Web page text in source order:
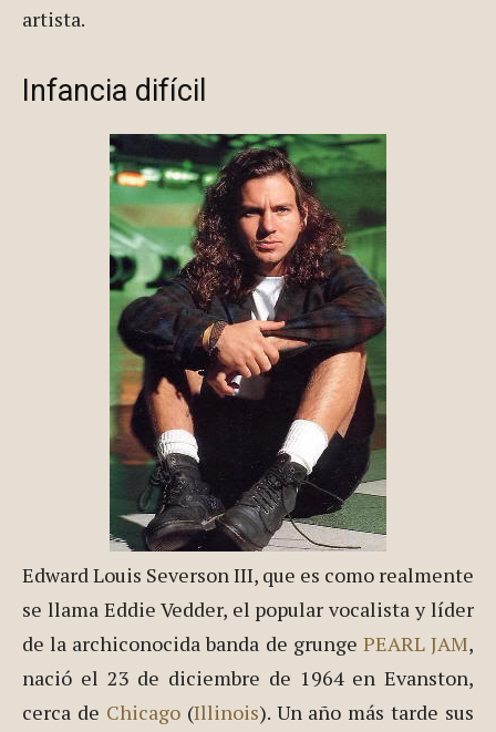
artista.
Infancia difícil
Edward Louis Severson III, que es como realmente
se llama Eddie Vedder, el popular vocalista y líder
de la archiconocida banda de grunge PEARL JAM,
nació el 23 de diciembre de 1964 en Evanston,
cerca de Chicago(Illinois). Un año más tarde sus